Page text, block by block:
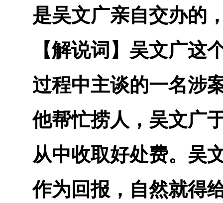
是吴文广亲自交办的
【解说词】 吴文广这
过程中主谈的一名涉
他帮忙捞人，吴文广
从中收取好处费。吴
作为回报，自然就得